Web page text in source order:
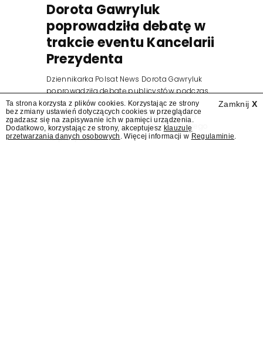
Dorota Gawryluk
poprowadziła debatę w
trakcie eventu Kancelarii
Prezydenta
Dziennikarka Polsat News Dorota Gawryluk
poprowadziła debatę publicystów podczas
zorganizowanego przez Kancelarię
Prezydenta wydarzenia z okazji pierwszej
rocznicy zaprzysiężenia Karola Nawrockiego
na prezydenta.
Zamknij X
Ta strona korzysta z plików cookies. Korzystając ze strony
bez zmiany ustawień dotyczących cookies w przeglądarce
zgadzasz się na zapisywanie ich w pamięci urządzenia.
Dodatkowo, korzystając ze strony, akceptujesz klauzulę
przetwarzania danych osobowych . Więcej informacji w Regulaminie.